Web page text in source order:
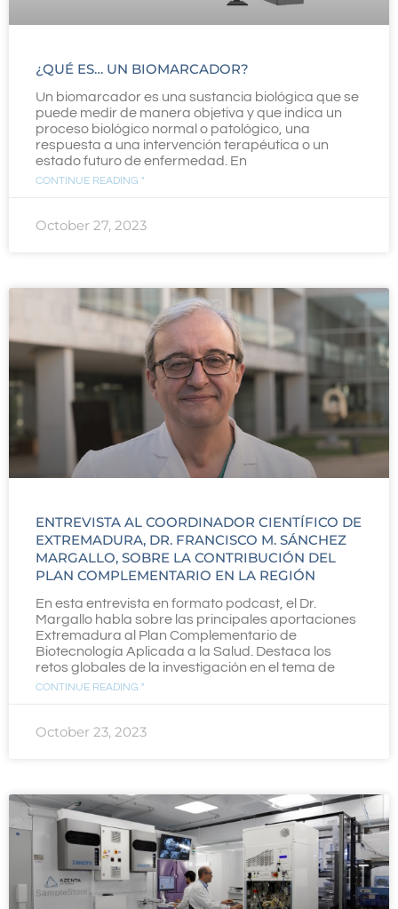
¿QUÉ ES… UN BIOMARCADOR?
Un biomarcador es una sustancia biológica que se
puede medir de manera objetiva y que indica un
proceso biológico normal o patológico, una
respuesta a una intervención terapéutica o un
estado futuro de enfermedad. En
CONTINUE READING "
October 27, 2023
ENTREVISTA AL COORDINADOR CIENTÍFICO DE
EXTREMADURA, DR. FRANCISCO M. SÁNCHEZ
MARGALLO, SOBRE LA CONTRIBUCIÓN DEL
PLAN COMPLEMENTARIO EN LA REGIÓN
En esta entrevista en formato podcast, el Dr.
Margallo habla sobre las principales aportaciones
Extremadura al Plan Complementario de
Biotecnología Aplicada a la Salud. Destaca los
retos globales de la investigación en el tema de
CONTINUE READING "
October 23, 2023